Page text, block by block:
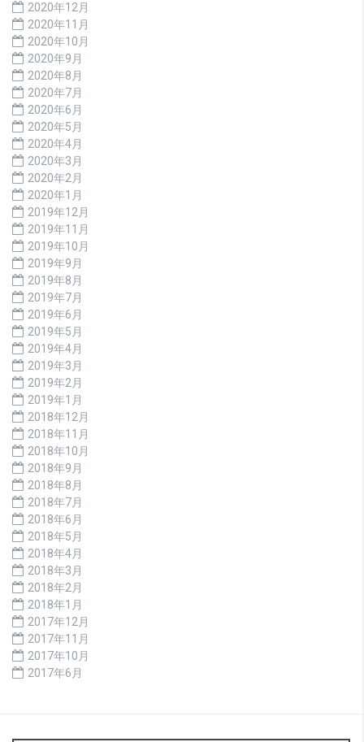
2020年12月
2020年11月
2020年10月
2020年9月
2020年8月
2020年7月
2020年6月
2020年5月
2020年4月
2020年3月
2020年2月
2020年1月
2019年12月
2019年11月
2019年10月
2019年9月
2019年8月
2019年7月
2019年6月
2019年5月
2019年4月
2019年3月
2019年2月
2019年1月
2018年12月
2018年11月
2018年10月
2018年9月
2018年8月
2018年7月
2018年6月
2018年5月
2018年4月
2018年3月
2018年2月
2018年1月
2017年12月
2017年11月
2017年10月
2017年6月